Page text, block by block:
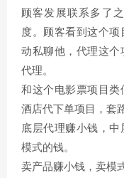
顾客发展联系多了
度。顾客看到这个
动私聊他，代理这个
代理。
和这个电影票项目类
酒店代下单项目，套
底层代理赚小钱，
模式的钱。
卖产品赚小钱，卖模